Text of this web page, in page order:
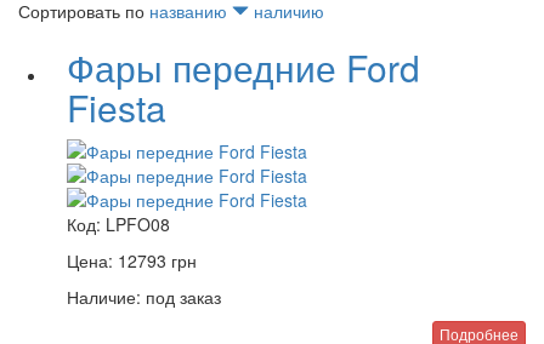
Сортировать по названию наличию
Фары передние Ford
Fiesta
Код: LPFO08
Цена: 12793 грн
Наличие: под заказ
Подробнее